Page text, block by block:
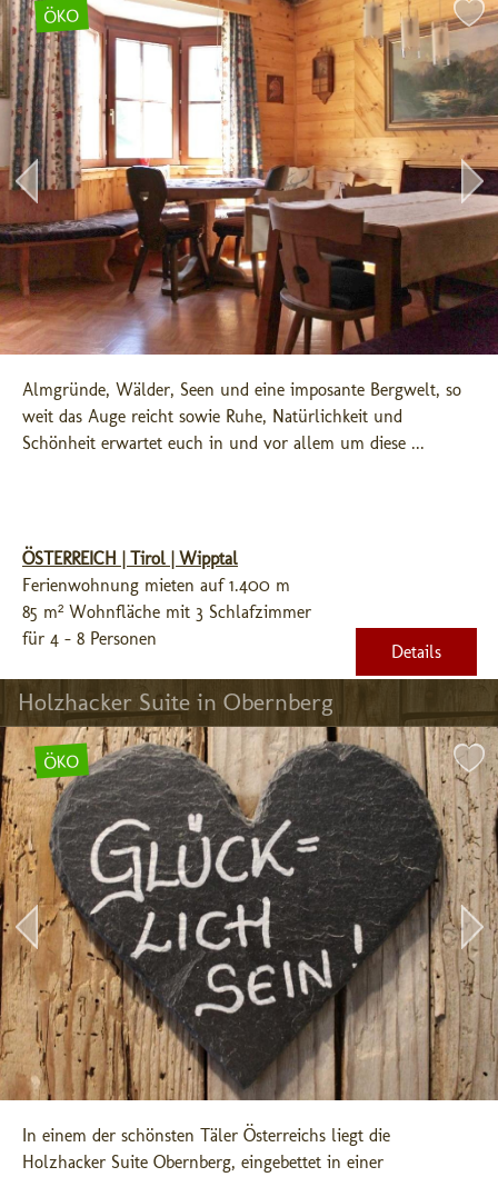
ÖKO
Almgründe, Wälder, Seen und eine imposante Bergwelt, so
weit das Auge reicht sowie Ruhe, Natürlichkeit und
Schönheit erwartet euch in und vor allem um diese ...
ÖSTERREICH | Tirol | Wipptal
Ferienwohnung mieten auf 1.400 m
85 m² Wohnfläche mit 3 Schlafzimmer
für 4 - 8 Personen
Details
Holzhacker Suite in Obernberg
ÖKO
In einem der schönsten Täler Österreichs liegt die
Holzhacker Suite Obernberg, eingebettet in einer